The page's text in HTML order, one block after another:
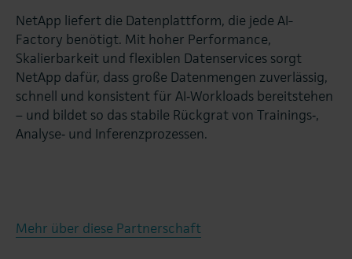
NetApp liefert die Datenplattform, die jede AI-
Factory benötigt. Mit hoher Performance,
Skalierbarkeit und flexiblen Datenservices sorgt
NetApp dafür, dass große Datenmengen zuverlässig,
schnell und konsistent für AI‑Workloads bereitstehen
– und bildet so das stabile Rückgrat von Trainings‑,
Analyse‑ und Inferenzprozessen.
Mehr über diese Partnerschaft